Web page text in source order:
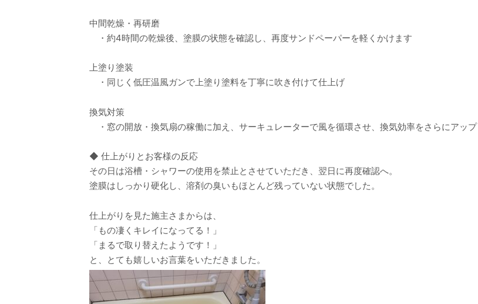
中間乾燥・再研磨
・約4時間の乾燥後、塗膜の状態を確認し、再度サンドペーパーを軽くかけます
上塗り塗装
・同じく低圧温風ガンで上塗り塗料を丁寧に吹き付けて仕上げ
換気対策
・窓の開放・換気扇の稼働に加え、サーキュレーターで風を循環させ、換気効率をさらにアップ
◆ 仕上がりとお客様の反応
その日は浴槽・シャワーの使用を禁止とさせていただき、翌日に再度確認へ。
塗膜はしっかり硬化し、溶剤の臭いもほとんど残っていない状態でした。
仕上がりを見た施主さまからは、
「もの凄くキレイになってる！」
「まるで取り替えたようです！」
と、とても嬉しいお言葉をいただきました。